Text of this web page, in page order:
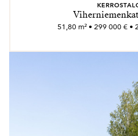
51,80 m² • 299 000 € •